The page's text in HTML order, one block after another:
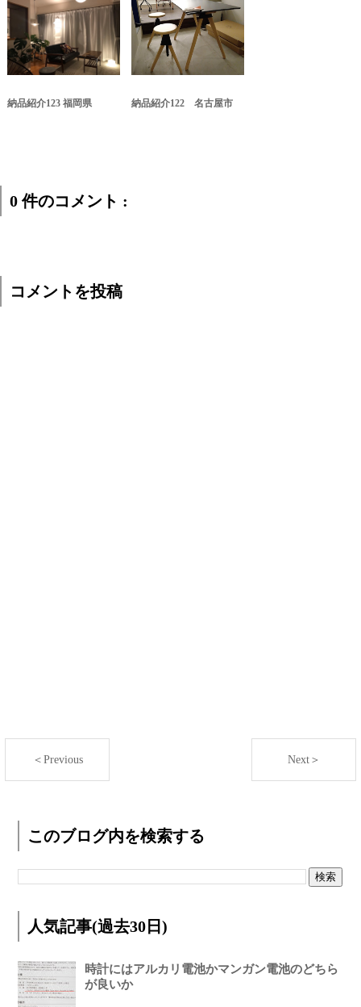
納品紹介123 福岡県 納品紹介122 名古屋市
0 件のコメント :
コメントを投稿
＜Previous Next＞
このブログ内を検索する
人気記事(過去30日)
時計にはアルカリ電池かマンガン電池のどちら
が良いか